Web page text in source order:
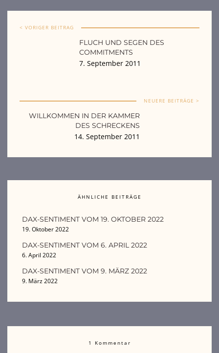
< VORIGER BEITRAG
FLUCH UND SEGEN DES
COMMITMENTS
7. September 2011
NEUERE BEITRÄGE >
WILLKOMMEN IN DER KAMMER
DES SCHRECKENS
14. September 2011
ÄHNLICHE BEITRÄGE
DAX-SENTIMENT VOM 19. OKTOBER 2022
19. Oktober 2022
DAX-SENTIMENT VOM 6. APRIL 2022
6. April 2022
DAX-SENTIMENT VOM 9. MÄRZ 2022
9. März 2022
1 Kommentar